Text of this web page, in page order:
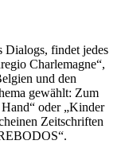
Dialogs, findet jedes
Charlemagne“,
und den
gewählt: Zum
oder „Kinder
Zeitschriften